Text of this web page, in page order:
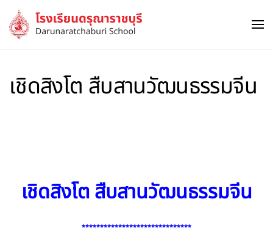
Skip to main content
เชิดสิงโต สืบสานวัฒนธรรมจีน
เชิดสิงโต สืบสานวัฒนธรรมจีน
******************************